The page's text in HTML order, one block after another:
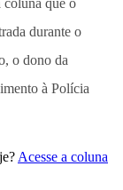
durante o
o dono da
à Polícia
Acesse a coluna